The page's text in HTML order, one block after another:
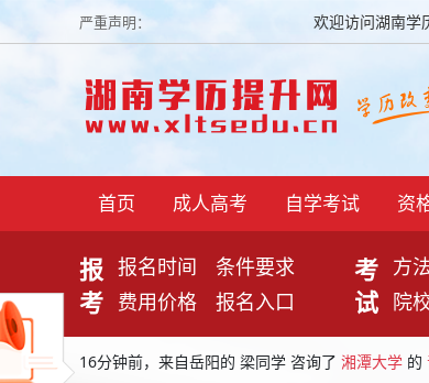
严重声明： 欢迎访问湖南学历提升
首页 成人高考 自学考试 资
报
考
报名时间
条件要求
费用价格
报名入口
考
试
方
院
16分钟前，来自岳阳的 梁同学 咨询了 湘潭大学 的